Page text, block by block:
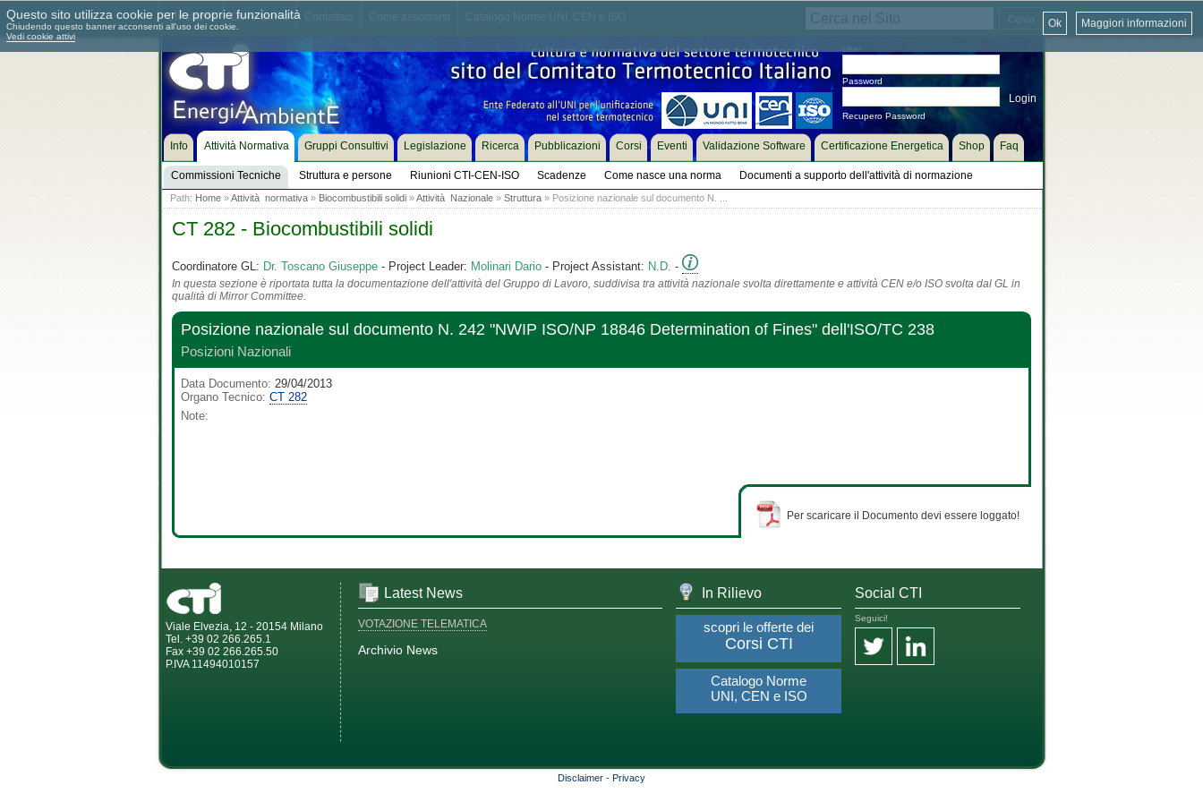
Chi siamo Dove siamo
Password
Recupero Password
Info Attività Normativa
Commissioni Tecniche Struttura e persone Riunioni CTI-CEN-ISO Scadenze Come nasce una norma Documenti a supporto dell'attività di normazione
Gruppi Consultivi Legislazione Ricerca Pubblicazioni Corsi Eventi Validazione Software Certificazione Energetica Shop Faq
Path: Home»Attività normativa» Biocombustibili solidi»Attività Nazionale» Struttura» Posizione nazionale sul documento N. ...
CT 282 - Biocombustibili solidi
Coordinatore GL: Dr. Toscano Giuseppe- Project Leader: Molinari Dario- Project Assistant: N.D. -
In questa sezione è riportata tutta la documentazione dell'attività del Gruppo di Lavoro, suddivisa tra attività nazionale svolta direttamente e attività CEN e/o ISO svolta dal GL in
qualità di Mirror Committee.
Posizione nazionale sul documento N. 242 "NWIP ISO/NP 18846 Determination of Fines" dell'ISO/TC 238
Posizioni Nazionali
Data Documento: 29/04/2013
Organo Tecnico: CT 282
Note:
Per scaricare il Documento devi essere loggato!
Viale Elvezia, 12 - 20154 Milano
Tel. +39 02 266.265.1
Fax +39 02 266.265.50
P.IVA 11494010157
Latest News
VOTAZIONE TELEMATICA
Archivio News
In Rilievo
scopri le offerte dei
Corsi CTI
Catalogo Norme
UNI, CEN e ISO
Social CTI
Seguici!
Disclaimer - Privacy
Questo sito utilizza cookie per le proprie funzionalità
Chiudendo questo banner acconsenti all'uso dei cookie.
Vedi cookie attivi
Maggiori informazioni
Ok